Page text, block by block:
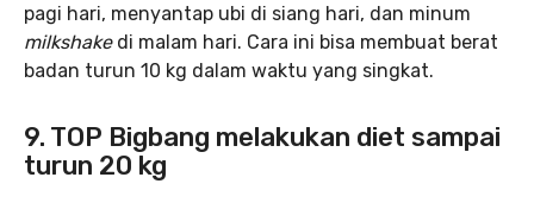
pagi hari, menyantap ubi di siang hari, dan minum
milkshakedi malam hari. Cara ini bisa membuat berat
badan turun 10 kg dalam waktu yang singkat.
9. TOP Bigbang melakukan diet sampai
turun 20 kg